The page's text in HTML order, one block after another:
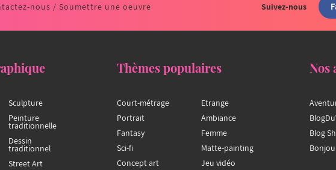
nous / Soumettre une oeuvre Suivez-nous
Sculpture
Peinture
traditionnelle
Dessin
traditionnel
Street Art
Thèmes populaires
Court-métrage
Portrait
Fantasy
Sci-fi
Concept art
Etrange
Ambiance
Femme
Matte-painting
Jeu vidéo
Nos
Blog